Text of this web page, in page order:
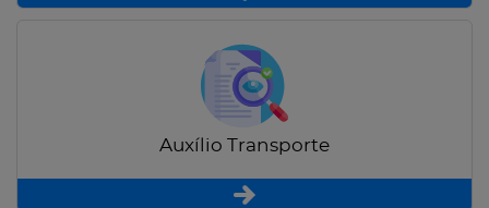
Auxílio Transporte